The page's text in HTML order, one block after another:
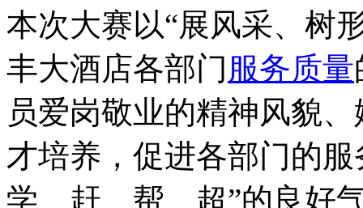
本次大赛以“展风采、树
丰大酒店各部门服务质量
员爱岗敬业的精神风貌
才培养，促进各部门的
学、赶、帮、超”的良好